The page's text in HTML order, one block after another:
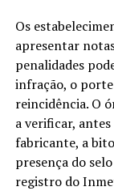
Os
apresentar
penalidades
infração, o
reincidência. O
a verificar,
fabricante, a
presença do
registro do